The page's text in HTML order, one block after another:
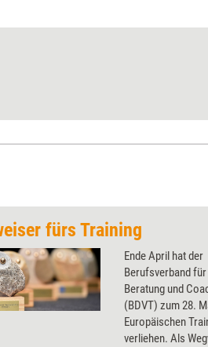
fürs Training
Ende April hat der
Berufsverband
Beratung und
(BDVT) zum 28.
Europäischen
verliehen. Als